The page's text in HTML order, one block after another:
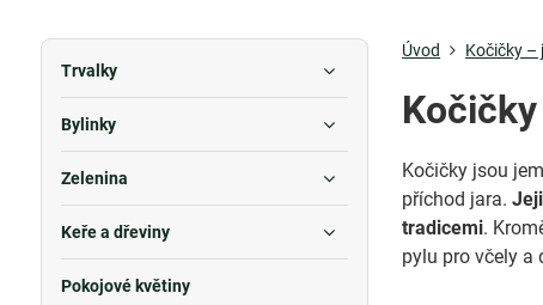
Úvod Kočičky –
Kočičky jsou
příchod jara.
tradicemi.
pylu pro včely a
Trvalky
Bylinky
Zelenina
Keře a dřeviny
Pokojové květiny